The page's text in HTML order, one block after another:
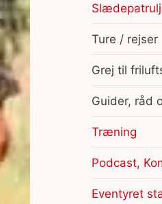
Ture / rejser
Grej til
Guider, råd
Træning
Podcast,
Eventyret